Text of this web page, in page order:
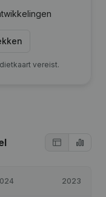
vereist.
2023